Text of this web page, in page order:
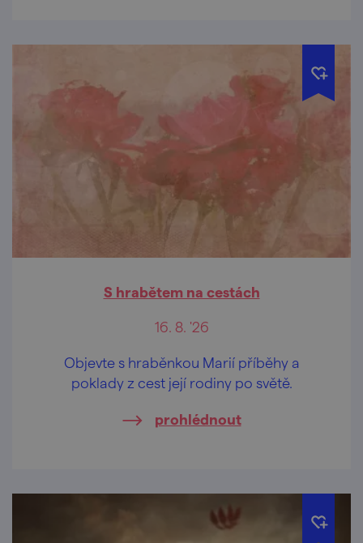
S hrabětem na cestách
16. 8. '26
Objevte s hraběnkou Marií příběhy a
poklady z cest její rodiny po světě.
prohlédnout